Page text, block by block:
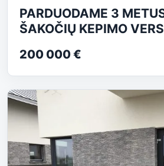
PARDUODAME 3
ŠAKOČIŲ KEPIMO
200 000 €